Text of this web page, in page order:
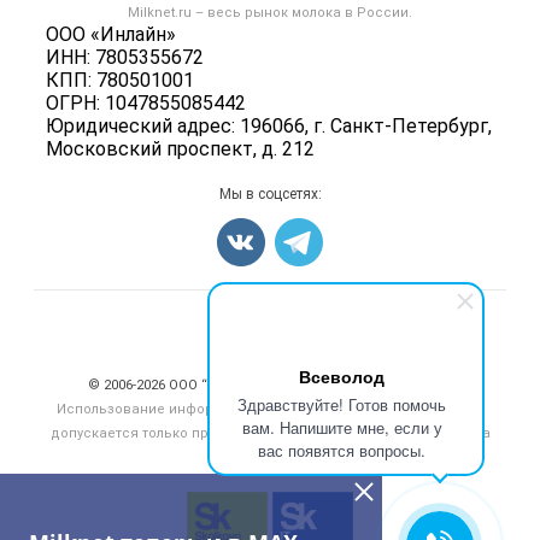
Всеволод
Здравствуйте! Готов помочь
вам. Напишите мне, если у
вас появятся вопросы.
Milknet.ru – весь рынок молока в России.
ООО «Инлайн»
ИНН: 7805355672
КПП: 780501001
ОГРН: 1047855085442
Юридический адрес: 196066, г. Санкт-Петербург,
Московский проспект, д. 212
Политика обработки персональных данных
Оборудование
Карта объявлений
Мы в соцсетях:
© 2006‑2026 ООО “Инлайн”. 12+ Все права защищены.
Использование информации, размещенной на данном сайте,
допускается только при размещении активной гиперссылки на
milknet.ru